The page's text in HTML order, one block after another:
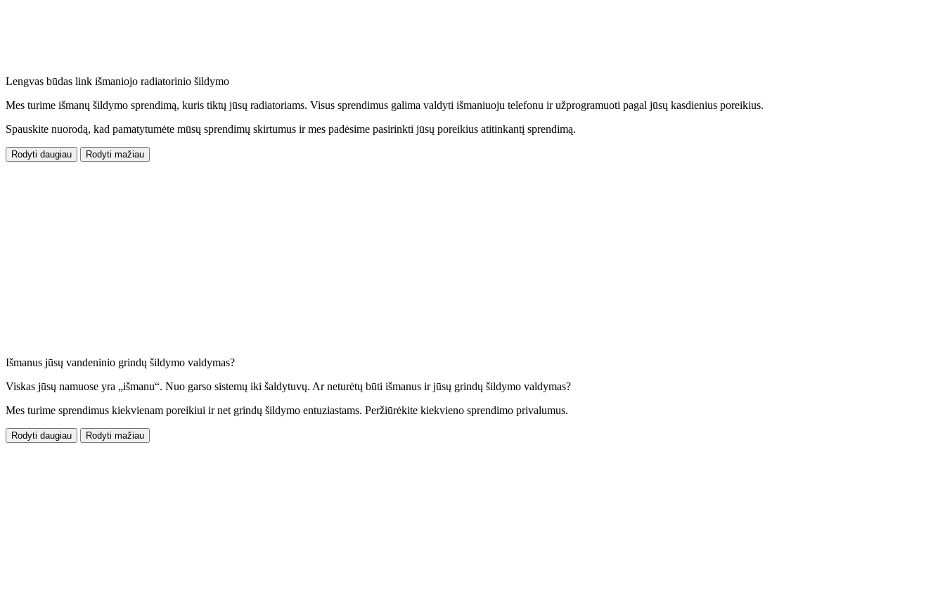
Lengvas būdas link išmaniojo radiatorinio šildymo
Mes turime išmanų šildymo sprendimą, kuris tiktų jūsų radiatoriams. Visus sprendimus galima valdyti išmaniuoju telefonu ir užprogramuoti pagal jūsų kasdienius poreikius.
Spauskite nuorodą, kad pamatytumėte mūsų sprendimų skirtumus ir mes padėsime pasirinkti jūsų poreikius atitinkantį sprendimą.
Rodyti daugiau Rodyti mažiau
Išmanus jūsų vandeninio grindų šildymo valdymas?
​Viskas jūsų namuose yra „išmanu“. Nuo garso sistemų iki šaldytuvų. Ar neturėtų būti išmanus ir jūsų grindų šildymo valdymas?
Mes turime sprendimus kiekvienam poreikiui ir net grindų šildymo entuziastams. Peržiūrėkite kiekvieno sprendimo privalumus.
Rodyti daugiau Rodyti mažiau